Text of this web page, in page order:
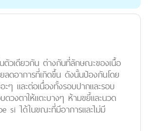
ตัวเดียวกัน ต่างกันที่ลักษณะของเนื้อ
ลดอาการที่เกิดขึ้น ดังนั้นป้องกันโดย
ๆ และต่อเนื่องทั้งรอบปากและรอบ
ดวงตาให้แตะบางๆ ห้ามขยี้และนวด
si ได้ในขณะที่มีอาการและไม่มี